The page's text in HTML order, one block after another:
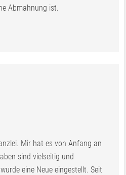
Abmahnung ist.
Mir hat es von Anfang an
sind vielseitig und
eine Neue eingestellt. Seit